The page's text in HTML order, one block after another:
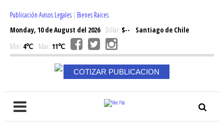
Publicación Avisos Legales | Bienes Raices
Monday, 10 de August del 2026Dólar: $--
Santiago de Chile
Min: 4℃ Max: 11℃
COTIZAR PUBLICACION